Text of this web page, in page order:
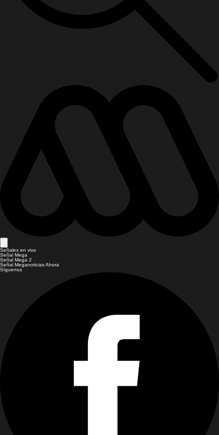
Señales en vivo
Señal Mega
Señal Mega 2
Señal Meganoticias Ahora
Síguenos